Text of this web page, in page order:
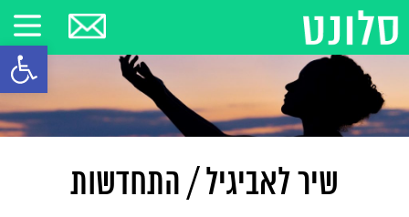
פתח
שיר לאביגיל / התחדשות